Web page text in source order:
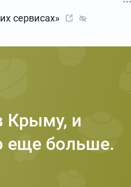
сервисах»
Крыму, и
еще больше.